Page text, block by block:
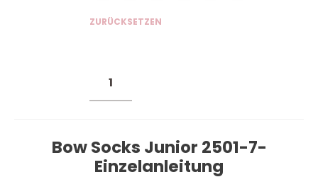
ZURÜCKSETZEN
Bow Socks Junior 2501-7-
Einzelanleitung